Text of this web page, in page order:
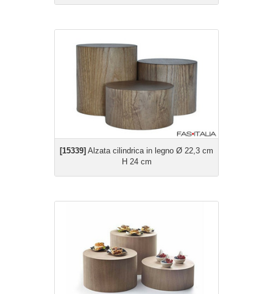
[15339] Alzata cilindrica in legno Ø 22,3 cm
H 24 cm